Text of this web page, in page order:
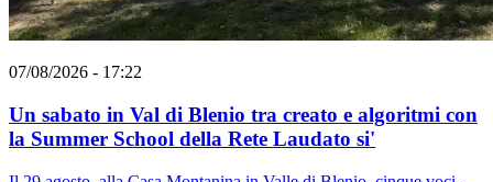
07/08/2026 - 17:22
Un sabato in Val di Blenio tra creato e algoritmi con
la Summer School della Rete Laudato si'